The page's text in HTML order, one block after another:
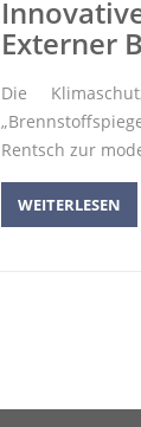
Externer
Die
Rentsch zur
WEITERLESEN